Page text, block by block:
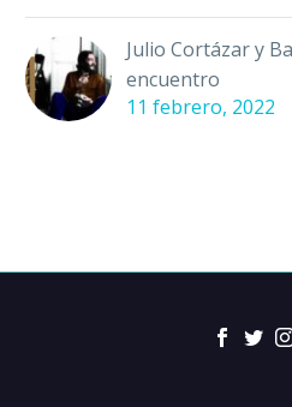
Julio Cortázar y
encuentro
11 febrero, 2022